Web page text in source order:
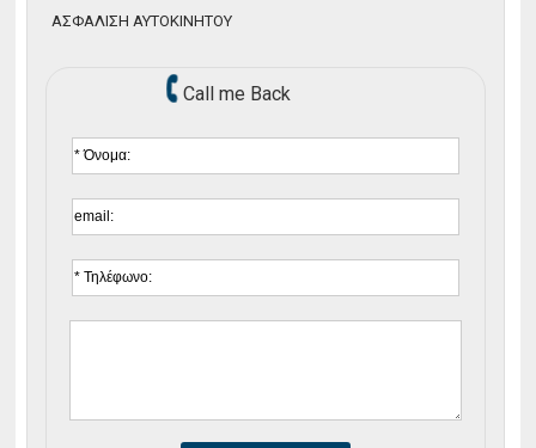
ΑΣΦΑΛΙΣΗ ΑΥΤΟΚΙΝΗΤΟΥ
Call me Back